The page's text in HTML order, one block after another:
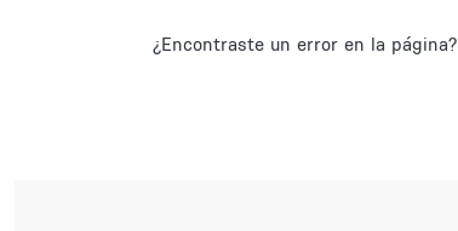
¿Encontraste un error en la página?